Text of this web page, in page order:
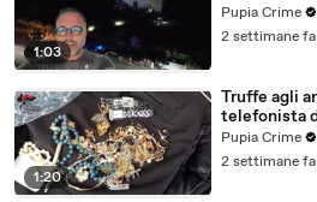
1:03
26enne
Pupia Crime
2 settimane fa
1:20
Truffe agli
telefonista
Aversa,
stimato
Pupia Crime
2 settimane fa